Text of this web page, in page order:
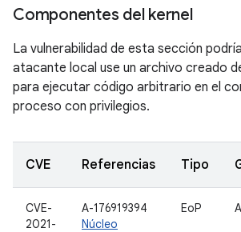
Componentes del kernel
La vulnerabilidad de esta sección
atacante local use un archivo creado
para ejecutar código arbitrario en el
proceso con privilegios.
CVE Referencias Tipo
CVE-
2021-
A-176919394
Núcleo
EoP